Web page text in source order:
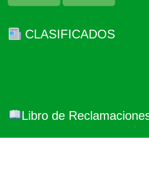
CLASIFICADOS
Libro de